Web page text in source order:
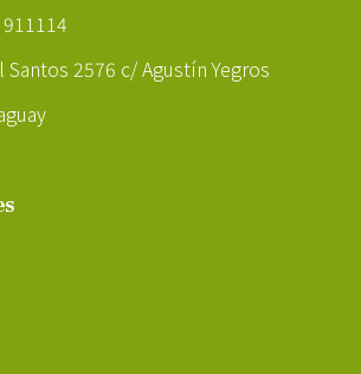
Santos 2576 c/ Agustín Yegros